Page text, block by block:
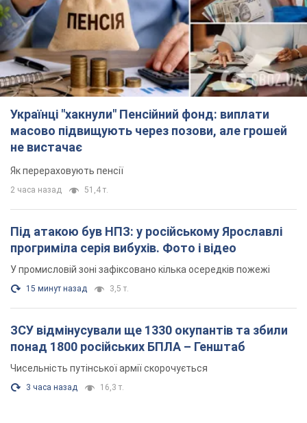
Українці "хакнули" Пенсійний фонд: виплати
масово підвищують через позови, але грошей
не вистачає
Як перераховують пенсії
2 часа назад 51,4 т.
Під атакою був НПЗ: у російському Ярославлі
прогриміла серія вибухів. Фото і відео
У промисловій зоні зафіксовано кілька осередків пожежі
15 минут назад 3,5 т.
ЗСУ відмінусували ще 1330 окупантів та збили
понад 1800 російських БПЛА – Генштаб
Чисельність путінської армії скорочується
3 часа назад 16,3 т.